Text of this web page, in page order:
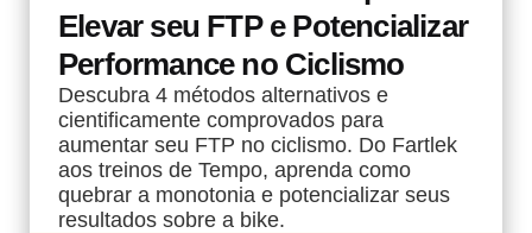
Elevar seu FTP e Potencializar
Performance no Ciclismo
Descubra 4 métodos alternativos e
cientificamente comprovados para
aumentar seu FTP no ciclismo. Do Fartlek
aos treinos de Tempo, aprenda como
quebrar a monotonia e potencializar seus
resultados sobre a bike.